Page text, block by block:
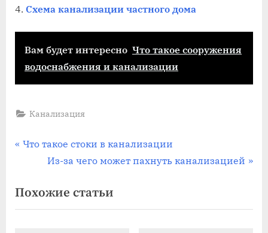
Схема канализации частного дома
Вам будет интересно Что такое сооружения
водоснабжения и канализации
Канализация
Навигация
записям
П
д
ы
Что такое стоки в канализации
С
е
д
Из-за чего может пахнуть канализацией
Похожие статьи